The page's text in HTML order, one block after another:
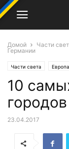
Домой Части
Германии
Части света Европа
10
23.04.2017